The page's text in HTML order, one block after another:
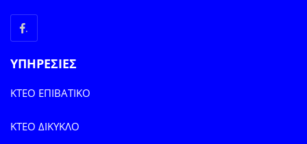
ΥΠΗΡΕΣΙΕΣ
ΚΤΕΟ ΕΠΙΒΑΤΙΚΟ
ΚΤΕΟ ΔΙΚΥΚΛΟ